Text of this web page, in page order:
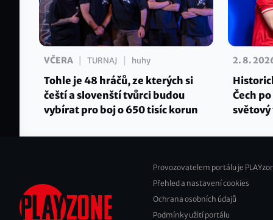
VČERA TURNAJ huhy
Tohle je 48 hráčů, ze kterých si
čeští a slovenští tvůrci budou
vybírat pro boj o 650 tisíc korun
2. 8.
Čech
Footer
2
Provozovatelem portálu je
Přehled a nastavení cookies
Ochrana osobních údajů
Podmínky užití portálu